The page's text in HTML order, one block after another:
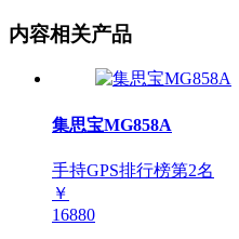
内容相关产品
集思宝MG858A
手持GPS排行榜第2名
￥
16880